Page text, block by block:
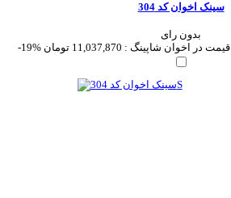
سینک اخوان کد 304
بدون رای
-19%
قیمت در اخوان شاپینگ : 11,037,870 تومان